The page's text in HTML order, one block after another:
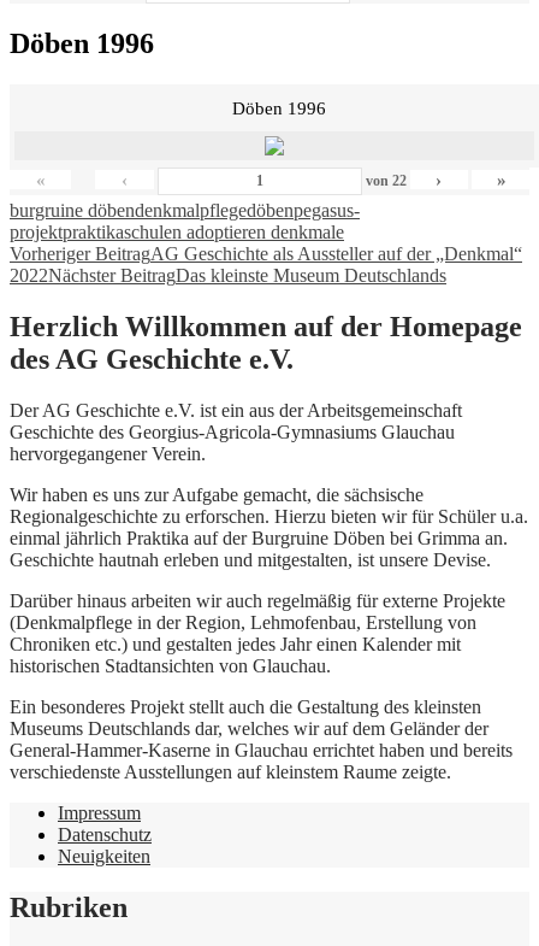
Döben 1996
Döben 1996
« ‹ von 22 › »
burgruine döbendenkmalpflegedöbenpegasus-
projektpraktikaschulen adoptieren denkmale
Beitragsnavigation
Vorheriger BeitragAG Geschichte als Aussteller auf der „Denkmal“
2022Nächster BeitragDas kleinste Museum Deutschlands
Herzlich Willkommen auf der Homepage
des AG Geschichte e.V.
Der AG Geschichte e.V. ist ein aus der Arbeitsgemeinschaft
Geschichte des Georgius-Agricola-Gymnasiums Glauchau
hervorgegangener Verein.
Wir haben es uns zur Aufgabe gemacht, die sächsische
Regionalgeschichte zu erforschen. Hierzu bieten wir für Schüler u.a.
einmal jährlich Praktika auf der Burgruine Döben bei Grimma an.
Geschichte hautnah erleben und mitgestalten, ist unsere Devise.
Darüber hinaus arbeiten wir auch regelmäßig für externe Projekte
(Denkmalpflege in der Region, Lehmofenbau, Erstellung von
Chroniken etc.) und gestalten jedes Jahr einen Kalender mit
historischen Stadtansichten von Glauchau.
Ein besonderes Projekt stellt auch die Gestaltung des kleinsten
Museums Deutschlands dar, welches wir auf dem Geländer der
General-Hammer-Kaserne in Glauchau errichtet haben und bereits
verschiedenste Ausstellungen auf kleinstem Raume zeigte.
Impressum
Datenschutz
Neuigkeiten
Rubriken